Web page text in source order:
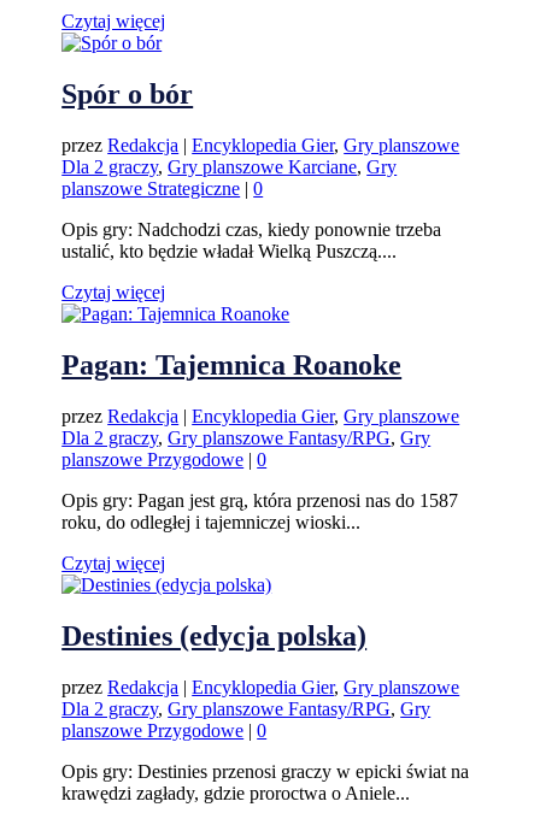
Czytaj więcej
Spór o bór
przezRedakcja |Encyklopedia Gier,Gry planszowe
Dla 2 graczy,Gry planszowe Karciane,Gry
planszowe Strategiczne |0
Opis gry: Nadchodzi czas, kiedy ponownie trzeba
ustalić, kto będzie władał Wielką Puszczą....
Czytaj więcej
Pagan: Tajemnica Roanoke
przezRedakcja |Encyklopedia Gier,Gry planszowe
Dla 2 graczy,Gry planszowe Fantasy/RPG,Gry
planszowe Przygodowe |0
Opis gry: Pagan jest grą, która przenosi nas do 1587
roku, do odległej i tajemniczej wioski...
Czytaj więcej
Destinies (edycja polska)
przezRedakcja |Encyklopedia Gier,Gry planszowe
Dla 2 graczy,Gry planszowe Fantasy/RPG,Gry
planszowe Przygodowe |0
Opis gry: Destinies przenosi graczy w epicki świat na
krawędzi zagłady, gdzie proroctwa o Aniele...